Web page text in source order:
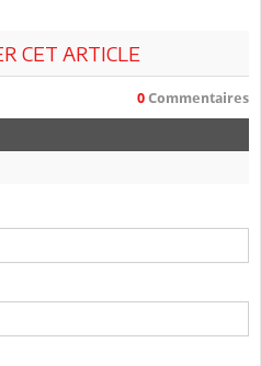
CET ARTICLE
0 Commentaires